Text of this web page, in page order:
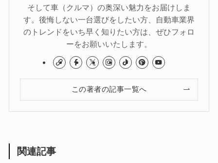
そして車（クルマ）の奥深い魅力をお届けしま
す。後悔しない一台選びをしたい方、自動車業界
のトレンドをいち早く知りたい方は、ぜひフォロ
ーをお願いいたします。
この著者の記事一覧へ
関連記事